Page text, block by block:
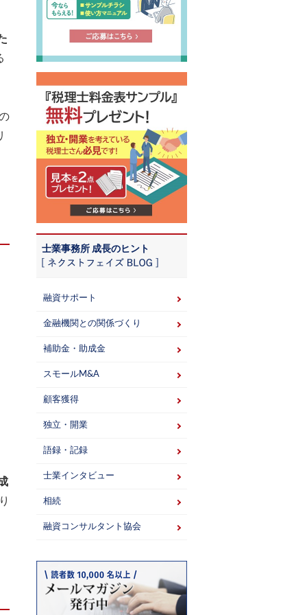
士業事務所 成長のヒント
融資サポート
金融機関との関係づくり
補助金・助成金
スモールM&A
顧客獲得
独立・開業
語録・記録
士業インタビュー
相続
融資コンサルタント協会